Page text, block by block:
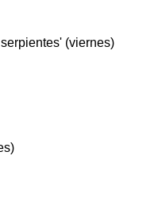
(viernes)